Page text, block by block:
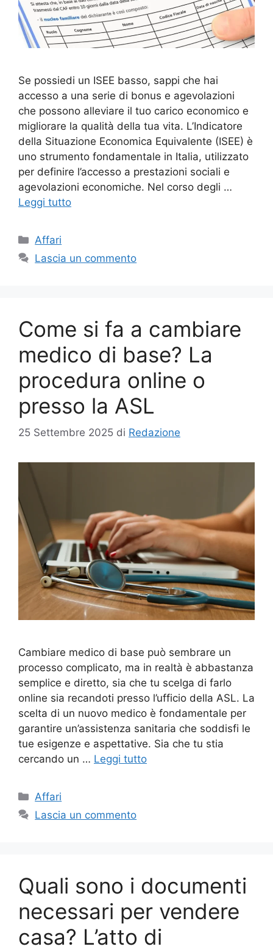
Se possiedi un ISEE basso, sappi che hai
accesso a una serie di bonus e agevolazioni
che possono alleviare il tuo carico economico e
migliorare la qualità della tua vita. L’Indicatore
della Situazione Economica Equivalente (ISEE) è
uno strumento fondamentale in Italia, utilizzato
per definire l’accesso a prestazioni sociali e
agevolazioni economiche. Nel corso degli …
Leggi tutto
Categorie
Affari
Lascia un commento
Come si fa a cambiare
medico di base? La
procedura online o
presso la ASL
25 Settembre 2025 di Redazione
Cambiare medico di base può sembrare un
processo complicato, ma in realtà è abbastanza
semplice e diretto, sia che tu scelga di farlo
online sia recandoti presso l’ufficio della ASL. La
scelta di un nuovo medico è fondamentale per
garantire un’assistenza sanitaria che soddisfi le
tue esigenze e aspettative. Sia che tu stia
cercando un … Leggi tutto
Categorie
Affari
Lascia un commento
Quali sono i documenti
necessari per vendere
casa? L’atto di